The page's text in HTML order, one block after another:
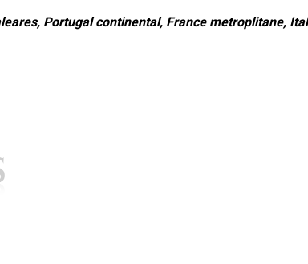
Portugal continental, France metroplitane,